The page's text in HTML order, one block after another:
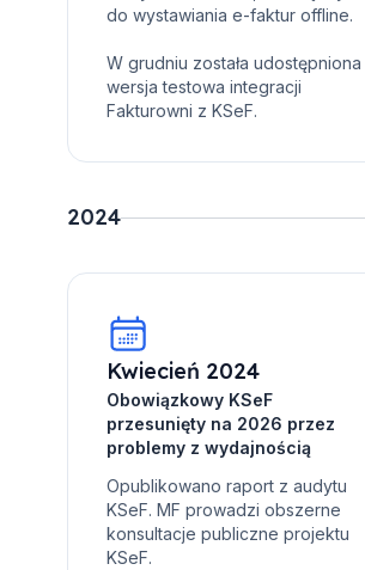
do wystawiania e-faktur offline.
W grudniu została udostępniona
wersja testowa integracji
Fakturowni z KSeF.
2024
Kwiecień 2024
Obowiązkowy KSeF
przesunięty na 2026 przez
problemy z wydajnością
Opublikowano raport z audytu
KSeF. MF prowadzi obszerne
konsultacje publiczne projektu
KSeF.